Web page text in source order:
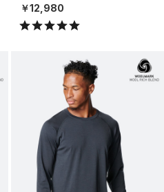
￥12,980